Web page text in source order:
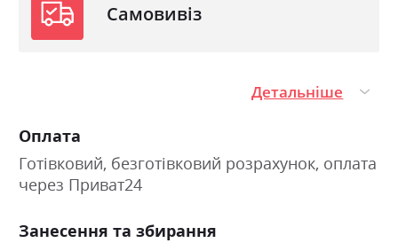
Самовивіз
Детальніше
Оплата
Готівковий, безготівковий розрахунок, оплата
через Приват24
Занесення та збирання